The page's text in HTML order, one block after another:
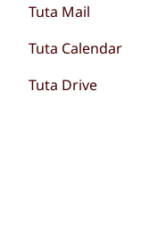
Tuta Mail
Tuta Calendar
Tuta Drive